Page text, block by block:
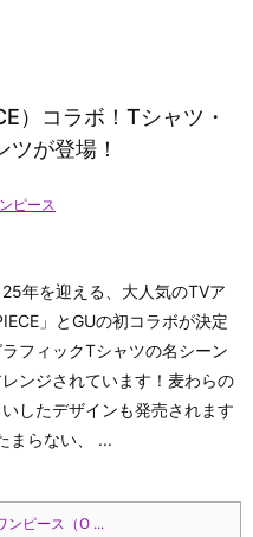
）コラボ！Tシャツ・
が登場！
ピース
年を迎える、大人気のTVア
」とGUの初コラボが決定
フィックTシャツの名シーン
ンジされています！麦わらの
したデザインも発売されます
まらない、 ...
ピース（O ...